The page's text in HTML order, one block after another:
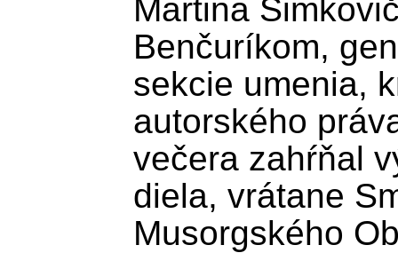
Martina
Benčuríkom,
sekcie umenia,
autorského
večera zahŕňal
diela, vrátane
Musorgského